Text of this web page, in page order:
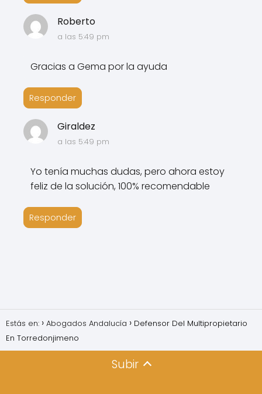
Roberto
a las 5:49 pm
Gracias a Gema por la ayuda
Responder
Giraldez
a las 5:49 pm
Yo tenía muchas dudas, pero ahora estoy
feliz de la solución, 100% recomendable
Responder
Estás en: Abogados Andalucía
Defensor Del Multipropietario
En Torredonjimeno
Subir